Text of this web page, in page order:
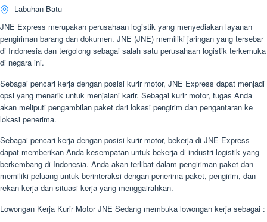
Labuhan Batu
JNE Express merupakan perusahaan logistik yang menyediakan layanan
pengiriman barang dan dokumen. JNE (JNE) memiliki jaringan yang tersebar
di Indonesia dan tergolong sebagai salah satu perusahaan logistik terkemuka
di negara ini.
Sebagai pencari kerja dengan posisi kurir motor, JNE Express dapat menjadi
opsi yang menarik untuk menjalani karir. Sebagai kurir motor, tugas Anda
akan meliputi pengambilan paket dari lokasi pengirim dan pengantaran ke
lokasi penerima.
Sebagai pencari kerja dengan posisi kurir motor, bekerja di JNE Express
dapat memberikan Anda kesempatan untuk bekerja di industri logistik yang
berkembang di Indonesia. Anda akan terlibat dalam pengiriman paket dan
memiliki peluang untuk berinteraksi dengan penerima paket, pengirim, dan
rekan kerja dan situasi kerja yang menggairahkan.
Lowongan Kerja Kurir Motor JNE Sedang membuka lowongan kerja sebagai :